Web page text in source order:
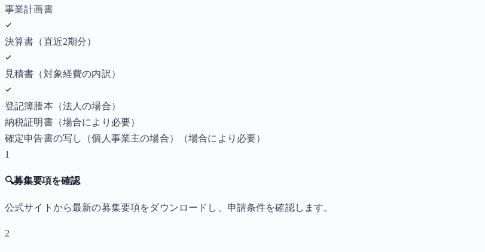
事業計画書
決算書（直近2期分）
見積書（対象経費の内訳）
登記簿謄本（法人の場合）
納税証明書（場合により必要）
確定申告書の写し（個人事業主の場合）
（場合により必要）
1
🔍募集要項を確認
公式サイトから最新の募集要項をダウンロードし、申請条件を確認します。
2